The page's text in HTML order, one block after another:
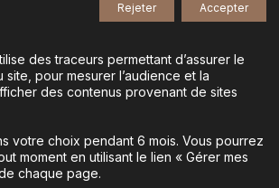
Tous droits réservés -
Mentions légales-
des données personnelles-
Gérer mes cookies
est interdite aux mineurs - L’abus
des traceurs permettant d’assurer le
pour mesurer l’audience et la
des contenus provenant de sites
votre choix pendant 6 mois. Vous pourrez
moment en utilisant le lien « Gérer mes
chaque page.
Accepter
Rejeter